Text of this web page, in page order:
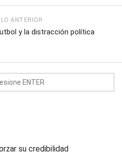
ANTERIOR
y la distracción política
su credibilidad